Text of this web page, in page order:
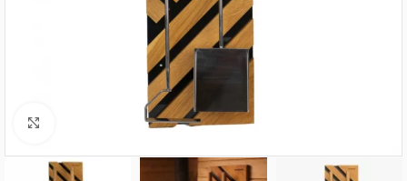
Нажмите, чтобы увеличить